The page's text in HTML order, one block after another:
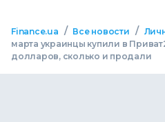
Finance.ua / Все новости /
марта украинцы купили в
долларов, сколько и продали